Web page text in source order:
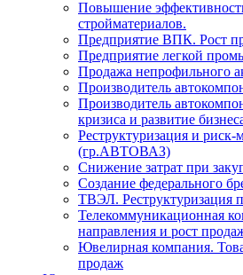
Повышение
стройматериалов.
Предприятие ВПК. Рост
Предприятие легкой
Продажа непрофильного
Производитель
Производитель
кризиса и развитие
Реструктуризация и
(гр.АВТОВАЗ)
Снижение затрат при
Создание федерального
ТВЭЛ. Реструктуризация
Телекоммуникационная
направления и рост
Ювелирная компания.
продаж